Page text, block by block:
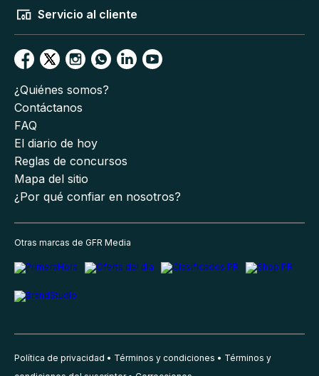
Servicio al cliente
¿Quiénes somos?
Contáctanos
FAQ
El diario de hoy
Reglas de concursos
Mapa del sitio
¿Por qué confiar en nosotros?
Otras marcas de GFR Media
Política de privacidad Términos y condiciones
Términos y